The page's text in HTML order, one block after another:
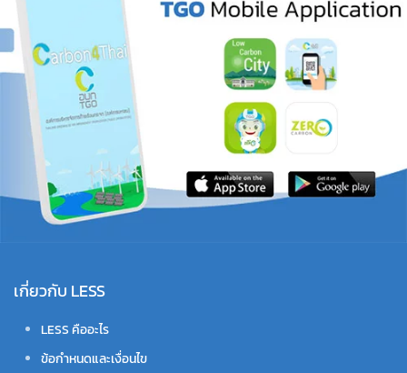
เกี่ยวกับ LESS
LESS คืออะไร
ข้อกำหนดและเงื่อนไข